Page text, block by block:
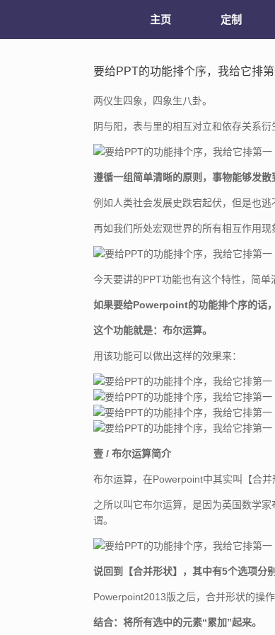
主页 定制
要给PPT的功能排个序，我给它排
两仪生四象，四象生八卦。
阴与阳，表与里的相互对立和依存关系衍
遵循一组简单清晰的原则，事物能够发散
例如人类社会发展史跌宕起伏，但是也逃
再如我们所处宏观世界的所有相互作用
今天要讲的PPT功能也有这个特性，简单
如果要给Powerpoint的功能排个序的话
这个功能就是：布尔运算。
用该功能可以做出这样的效果来：
壹 / 布尔运算简介
布尔运算，在Powerpoint中其实叫【合
之所以叫它布尔运算，是因为英国数学
谓。
说回到【合并形状】，其中有5个选项分
Powerpoint2013版之后，合并形状的操
结合：将所有选中的元素“累加”起来。